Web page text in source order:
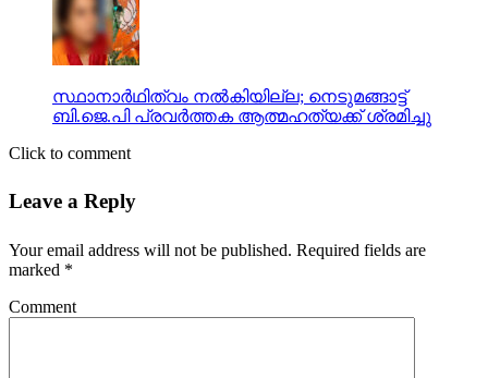
സ്ഥാനാര്‍ഥിത്വം നല്‍കിയില്ല; നെടുമങ്ങാട്ട്
ബി.ജെ.പി പ്രവര്‍ത്തക ആത്മഹത്യക്ക് ശ്രമിച്ചു
Click to comment
Leave a Reply
Your email address will not be published. Required fields are
marked *
Comment